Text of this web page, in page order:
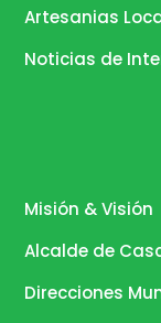
Artesanias
Noticias de
Misión & Visión
Alcalde de
Direcciones